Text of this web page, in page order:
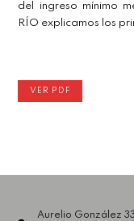
del ingreso mínimo
RÍO explicamos los
VER PDF
Aurelio González